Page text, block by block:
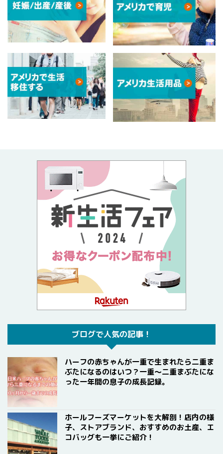
ブログで人気の記事！
ハーフの赤ちゃんが一重で生まれたら二重ま
ぶたになるのはいつ？一重〜二重まぶたにな
った一年間の息子の成長記録。
ホールフーズマーケットを大解剖！店内の様
子、ストアブランド、おすすめのお土産、エ
コバッグも一挙にご紹介！